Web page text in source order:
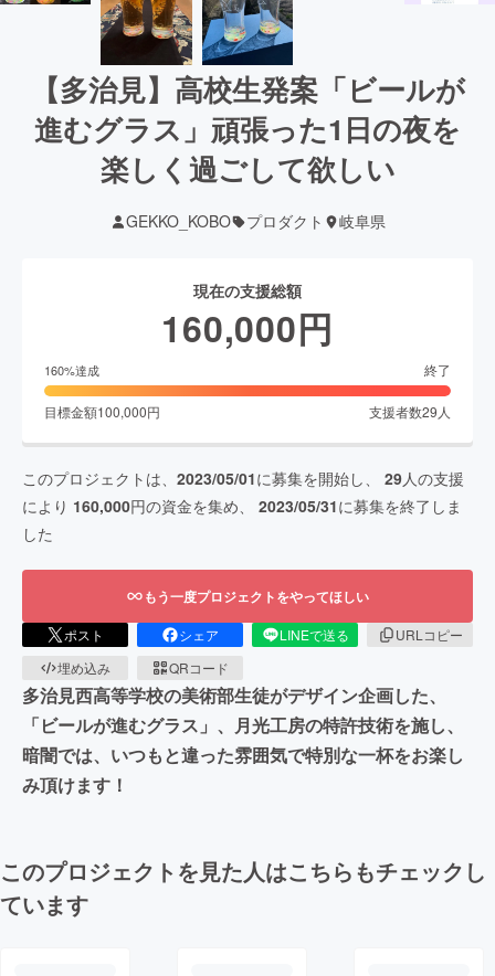
【多治見】高校生発案「ビールが
進むグラス」頑張った1日の夜を
楽しく過ごして欲しい
GEKKO_KOBO プロダクト 岐阜県
現在の支援総額
160,000円
160%達成 終了
目標金額100,000円 支援者数29 人
このプロジェクトは、 2023/05/01に募集を開始し、 29人の支援
により 160,000円の資金を集め、 2023/05/31に募集を終了しま
した
もう一度プロジェクトをやってほしい
ポスト シェア LINEで送る
URLコピー
埋め込み
QRコード
多治見西高等学校の美術部生徒がデザイン企画した、
「ビールが進むグラス」、月光工房の特許技術を施し、
暗闇では、いつもと違った雰囲気で特別な一杯をお楽し
み頂けます！
このプロジェクトを見た人はこちらもチェックし
ています